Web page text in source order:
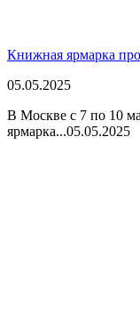
Книжная ярмарка
05.05.2025
В Москве с 7 по 10
ярмарка...05.05.2025